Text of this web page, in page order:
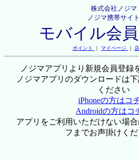
株式会社ノジマ
ノジマ携帯サイト
モバイル会
ポイント ｜ マイページ ｜
ノジマアプリより新規会員登録
ノジマアプリのダウンロードは
ください
iPhoneの方はコ
Androidの方はコ
アプリをご利用いただけない場
フまでお声掛けくだ